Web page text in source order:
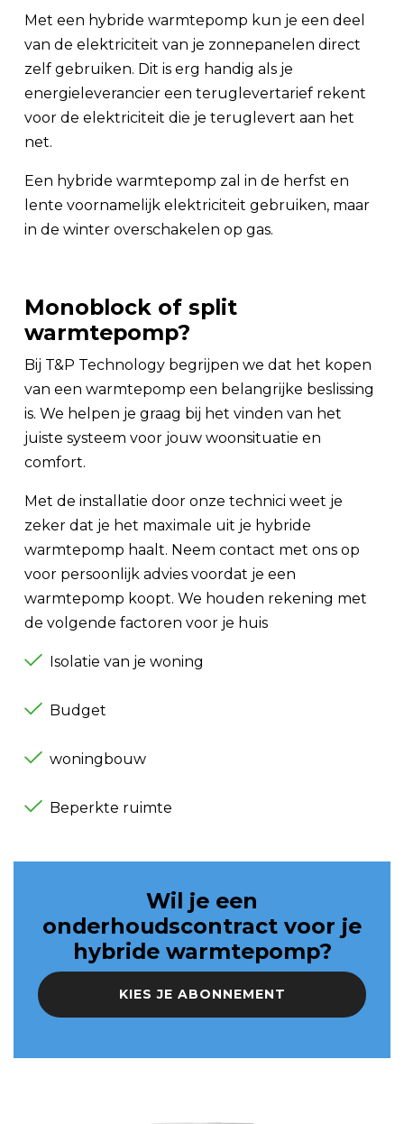
Met een hybride warmtepomp kun je een deel
van de elektriciteit van je zonnepanelen direct
zelf gebruiken. Dit is erg handig als je
energieleverancier een teruglevertarief rekent
voor de elektriciteit die je teruglevert aan het
net.
Een hybride warmtepomp zal in de herfst en
lente voornamelijk elektriciteit gebruiken, maar
in de winter overschakelen op gas.
Monoblock of split
warmtepomp?
Bij T&P Technology begrijpen we dat het kopen
van een warmtepomp een belangrijke beslissing
is. We helpen je graag bij het vinden van het
juiste systeem voor jouw woonsituatie en
comfort.
Met de installatie door onze technici weet je
zeker dat je het maximale uit je hybride
warmtepomp haalt. Neem contact met ons op
voor persoonlijk advies voordat je een
warmtepomp koopt. We houden rekening met
de volgende factoren voor je huis
Isolatie van je woning
Budget
woningbouw
Beperkte ruimte
Wil je een
onderhoudscontract voor je
hybride warmtepomp?
KIES JE ABONNEMENT